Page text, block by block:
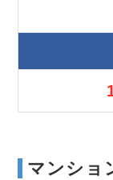
マンショ